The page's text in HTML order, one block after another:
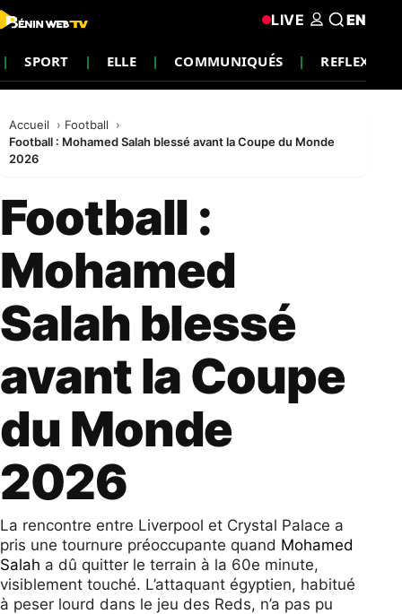
SPORT ELLE COMMUNIQUÉS REFLEXION
LIVE EN
Accueil
Football
Football : Mohamed Salah blessé avant la Coupe du Monde
2026
Football :
Mohamed
Salah blessé
avant la Coupe
du Monde
2026
La rencontre entre Liverpool et Crystal Palace a
pris une tournure préoccupante quand Mohamed
Salah a dû quitter le terrain à la 60e minute,
visiblement touché. L’attaquant égyptien, habitué
à peser lourd dans le jeu des Reds, n’a pas pu